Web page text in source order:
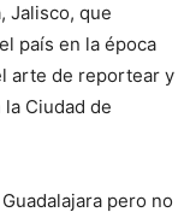
Jalisco, que
país en la época
arte de reportear y
Ciudad de
pero no